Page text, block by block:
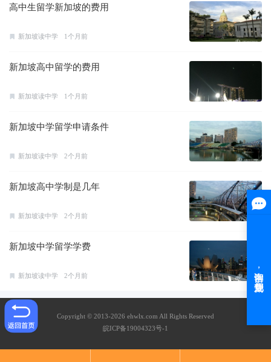
高中生留学新加坡的费用
新加坡读中学 1个月前
新加坡高中留学的费用
新加坡读中学 1个月前
新加坡中学留学申请条件
新加坡读中学 2个月前
新加坡高中学制是几年
新加坡读中学 2个月前
新加坡中学留学学费
新加坡读中学 2个月前
Copyright © 2013-2026 ehwlx.com All Rights Reserved
皖ICP备19004323号-1